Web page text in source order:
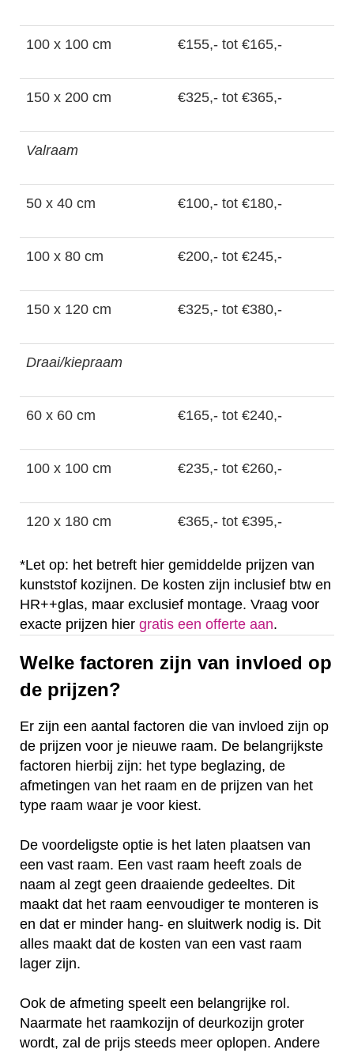
100 x 100 cm €155,- tot €165,-
150 x 200 cm €325,- tot €365,-
Valraam
50 x 40 cm €100,- tot €180,-
100 x 80 cm €200,- tot €245,-
150 x 120 cm €325,- tot €380,-
Draai/kiepraam
60 x 60 cm €165,- tot €240,-
100 x 100 cm €235,- tot €260,-
120 x 180 cm €365,- tot €395,-
*Let op: het betreft hier gemiddelde prijzen van
kunststof kozijnen. De kosten zijn inclusief btw en
HR++glas, maar exclusief montage. Vraag voor
exacte prijzen hier gratis een offerte aan.
Welke factoren zijn van invloed op
de prijzen?
Er zijn een aantal factoren die van invloed zijn op
de prijzen voor je nieuwe raam. De belangrijkste
factoren hierbij zijn: het type beglazing, de
afmetingen van het raam en de prijzen van het
type raam waar je voor kiest.
De voordeligste optie is het laten plaatsen van
een vast raam. Een vast raam heeft zoals de
naam al zegt geen draaiende gedeeltes. Dit
maakt dat het raam eenvoudiger te monteren is
en dat er minder hang- en sluitwerk nodig is. Dit
alles maakt dat de kosten van een vast raam
lager zijn.
Ook de afmeting speelt een belangrijke rol.
Naarmate het raamkozijn of deurkozijn groter
wordt, zal de prijs steeds meer oplopen. Andere